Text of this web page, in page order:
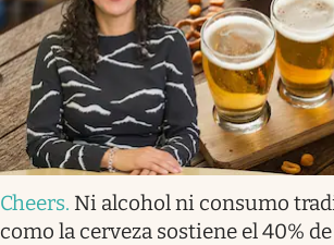
Cheers. Ni alcohol ni consumo
como la cerveza sostiene el 40%